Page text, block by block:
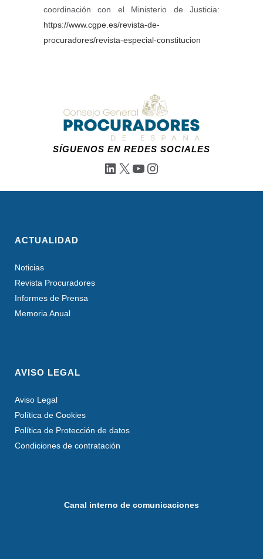
coordinación con el Ministerio de Justicia:
https://www.cgpe.es/revista-de-
procuradores/revista-especial-constitucion
SÍGUENOS EN REDES SOCIALES
LinkedIn
X YouTube
Instagram
ACTUALIDAD
Noticias
Revista Procuradores
Informes de Prensa
Memoria Anual
AVISO LEGAL
Aviso Legal
Política de Cookies
Política de Protección de datos
Condiciones de contratación
Canal interno de comunicaciones